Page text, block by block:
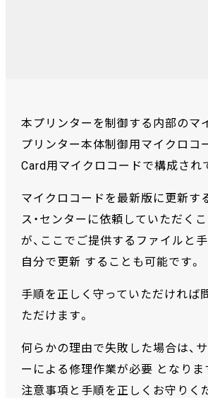
本プリンターを制御する内部のマ
プリンター本体制御用マイクロコ
Card用マイクロコードで構成され
マイクロコードを最新版に更新す
ス・センターに依頼していただく
が、ここでご提供するファイルと
自分で更新 することも可能です。
手順を正しく守っていただければ
ただけます。
何らかの理由で失敗した場合は、
ーによる修理作業が必要 となりま
注意事項と手順を正しくお守りく